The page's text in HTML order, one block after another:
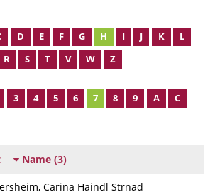
D E F G H I J K
L
R S T V W Z
3 4 5 6 7 8 9 A
C
Name (3)
Carina Haindl Strnad